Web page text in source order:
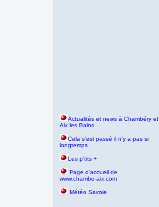
Actualités et news à Chambéry et
Aix les Bains
Cela s'est passé il n'y a pas si
longtemps
Les p'tits +
Page d'accueil de
www.chambe-aix.com
Météo Savoie